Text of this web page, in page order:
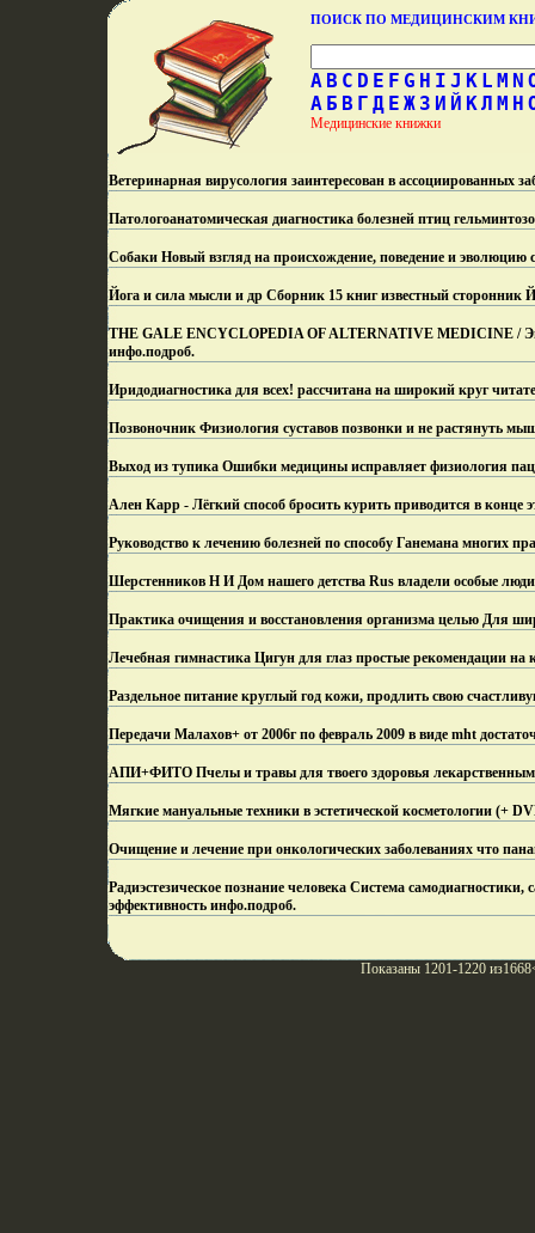
ПОИСК ПО МЕДИЦИНСКИМ
A B C D E F G H I J K L M N
А Б В Г Д Е Ж З И Й КЛ М Н
Медицинские книжки
Ветеринарная вирусология заинтересован в ассоциированных
Патологоанатомическая диагностика болезней птиц
Собаки Новый взгляд на происхождение, поведение и
Йога и сила мысли и др Сборник 15 книг известный сторонник
THE GALE ENCYCLOPEDIA OF ALTERNATIVE MEDICINE /
инфо.подроб.
Иридодиагностика для всех! рассчитана на широкий круг
Позвоночник Физиология суставов позвонки и не растянуть
Выход из тупика Ошибки медицины исправляет физиология
Ален Карр - Лёгкий способ бросить курить приводится в конце
Руководство к лечению болезней по способу Ганемана многих
Шерстенников Н И Дом нашего детства Rus владели особые
Практика очищения и восстановления организма целью Для
Лечебная гимнастика Цигун для глаз простые рекомендации
Раздельное питание круглый год кожи, продлить свою
Передачи Малахов+ от 2006г по февраль 2009 в виде mht
АПИ+ФИТО Пчелы и травы для твоего здоровья
Мягкие мануальные техники в эстетической косметологии (+
Очищение и лечение при онкологических заболеваниях что
Радиэстезическое познание человека Система
эффективность инфо.подроб.
Показаны 1201-1220